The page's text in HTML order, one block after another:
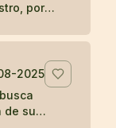
por
y
2025
de su